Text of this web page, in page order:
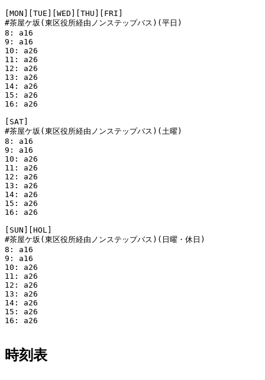
[MON][TUE][WED][THU][FRI]
#茶屋ケ坂(東区役所経由ノンステップバス)(平日)
8: a16
9: a16
10: a26
11: a26
12: a26
13: a26
14: a26
15: a26
16: a26
[SAT]
#茶屋ケ坂(東区役所経由ノンステップバス)(土曜)
8: a16
9: a16
10: a26
11: a26
12: a26
13: a26
14: a26
15: a26
16: a26
[SUN][HOL]
#茶屋ケ坂(東区役所経由ノンステップバス)(日曜・休日)
8: a16
9: a16
10: a26
11: a26
12: a26
13: a26
14: a26
15: a26
16: a26
時刻表